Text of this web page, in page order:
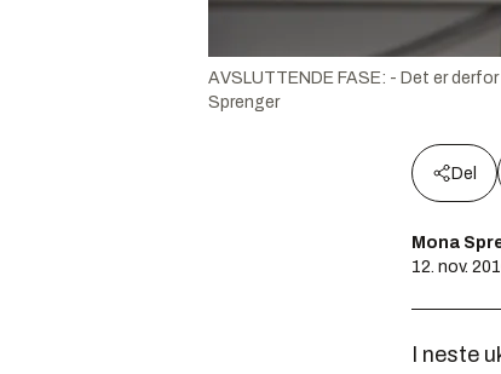
AVSLUTTENDE FASE: - Det er
Sprenger
Del
Mona
12. nov.
I neste